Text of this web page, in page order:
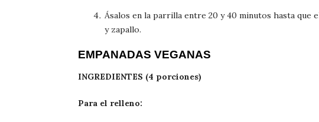
Ásalos en la parrilla entre 20 y 40 minutos hasta
y zapallo.
EMPANADAS VEGANAS
INGREDIENTES (4 porciones)
Para el relleno: